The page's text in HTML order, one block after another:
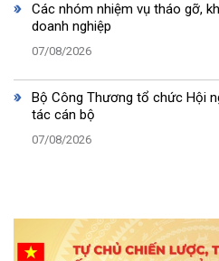
Các nhóm nhiệm vụ tháo gỡ,
doanh nghiệp
07/08/2026
Bộ Công Thương tổ chức Hội
tác cán bộ
07/08/2026